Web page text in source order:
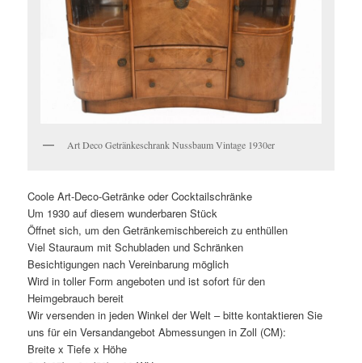
Art Deco Getränkeschrank Nussbaum Vintage 1930er
Coole Art-Deco-Getränke oder Cocktailschränke
Um 1930 auf diesem wunderbaren Stück
Öffnet sich, um den Getränkemischbereich zu enthüllen
Viel Stauraum mit Schubladen und Schränken
Besichtigungen nach Vereinbarung möglich
Wird in toller Form angeboten und ist sofort für den
Heimgebrauch bereit
Wir versenden in jeden Winkel der Welt – bitte kontaktieren Sie
uns für ein Versandangebot Abmessungen in Zoll (CM):
Breite x Tiefe x Höhe